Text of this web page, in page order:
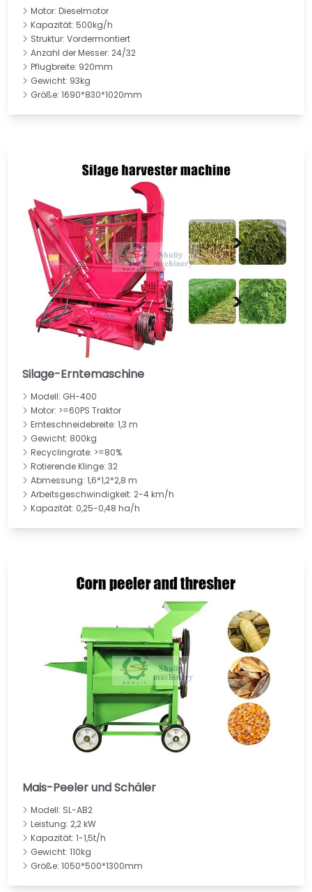
Motor: Dieselmotor
Kapazität: 500kg/h
Struktur: Vordermontiert
Anzahl der Messer: 24/32
Pflugbreite: 920mm
Gewicht: 93kg
Größe: 1690*830*1020mm
Silage-Erntemaschine
Modell: GH-400
Motor: >=60PS Traktor
Ernteschneidebreite: 1,3 m
Gewicht: 800kg
Recyclingrate: >=80%
Rotierende Klinge: 32
Abmessung: 1,6*1,2*2,8 m
Arbeitsgeschwindigkeit: 2-4 km/h
Kapazität: 0,25-0,48 ha/h
Mais-Peeler und Schäler
Modell: SL-AB2
Leistung: 2,2 kW
Kapazität: 1-1,5t/h
Gewicht: 110kg
Größe: 1050*500*1300mm